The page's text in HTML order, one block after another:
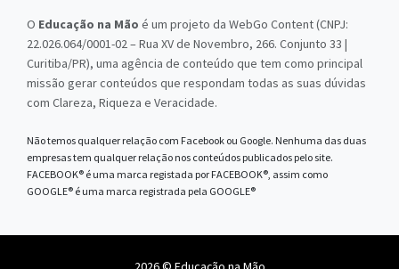
O Educação na Mão é um projeto da WebGo Content (CNPJ:
22.026.064/0001-02 – Rua XV de Novembro, 266. Conjunto 33 |
Curitiba/PR), uma agência de conteúdo que tem como principal
missão gerar conteúdos que respondam todas as suas dúvidas
com Clareza, Riqueza e Veracidade.
Não temos qualquer relação com Facebook ou Google. Nenhuma das duas
empresas tem qualquer relação nos conteúdos publicados pelo site.
FACEBOOK® é uma marca registada por FACEBOOK®, assim como
GOOGLE® é uma marca registrada pela GOOGLE®